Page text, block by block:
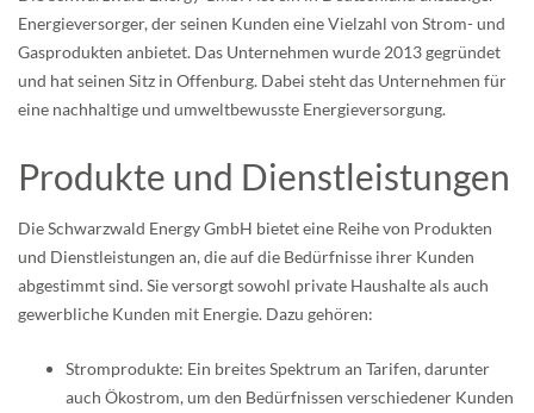
Energieversorger, der seinen Kunden eine Vielzahl von Strom- und
Gasprodukten anbietet. Das Unternehmen wurde 2013 gegründet
und hat seinen Sitz in Offenburg. Dabei steht das Unternehmen für
eine nachhaltige und umweltbewusste Energieversorgung.
Produkte und Dienstleistungen
Die Schwarzwald Energy GmbH bietet eine Reihe von Produkten
und Dienstleistungen an, die auf die Bedürfnisse ihrer Kunden
abgestimmt sind. Sie versorgt sowohl private Haushalte als auch
gewerbliche Kunden mit Energie. Dazu gehören:
Stromprodukte: Ein breites Spektrum an Tarifen, darunter
auch Ökostrom, um den Bedürfnissen verschiedener Kunden